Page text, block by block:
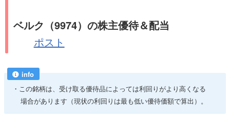
ベルク（9974）の株主優待＆配当
ポスト
info
この銘柄は、受け取る優待品によっては利回りがより高くなる
場合があります（現状の利回りは最も低い優待価額で算出）。